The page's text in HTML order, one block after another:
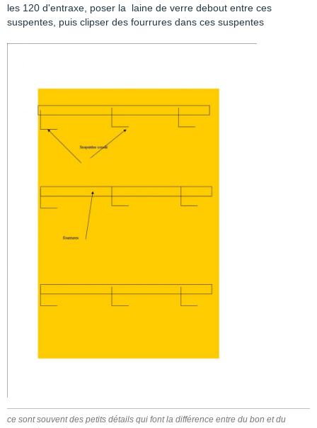
les 120 d'entraxe, poser la laine de verre debout entre ces
suspentes, puis clipser des fourrures dans ces suspentes
ce sont souvent des petits détails qui font la différence entre du bon et du